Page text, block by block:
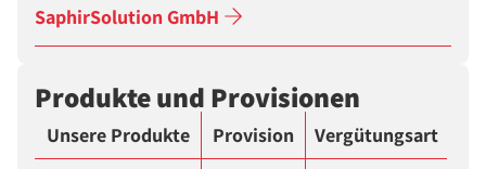
SaphirSolution GmbH
Produkte und Provisionen
Unsere Produkte Provision
Vergütungsart